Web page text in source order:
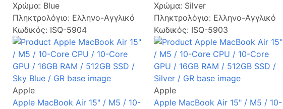
Χρώμα: Blue
Πληκτρολόγιο: Ελληνο-Αγγλικό
Κωδικός: ISQ-5904
Apple
Apple MacBook Air 15" / M5 / 10-
Χρώμα: Silver
Πληκτρολόγιο: Ελληνο-Αγγλικό
Κωδικός: ISQ-5903
Apple
Apple MacBook Air 15" / M5 / 10-